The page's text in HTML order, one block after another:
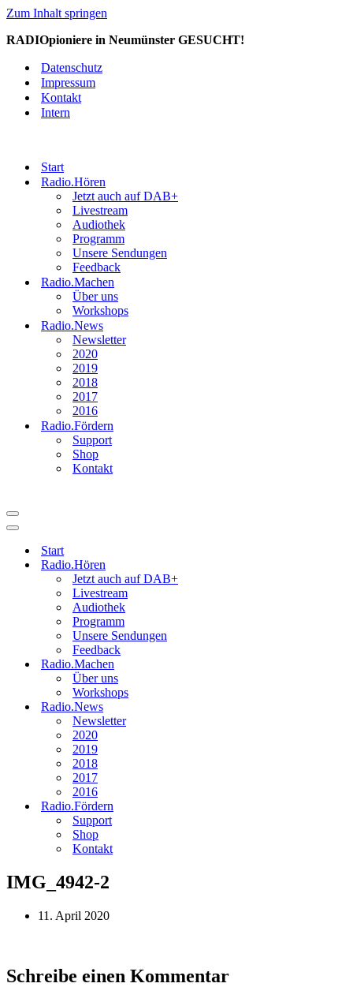
Zum Inhalt springen
RADIOpioniere in Neumünster GESUCHT!
Datenschutz
Impressum
Kontakt
Intern
Start
Radio.Hören
Jetzt auch auf DAB+
Livestream
Audiothek
Programm
Unsere Sendungen
Feedback
Radio.Machen
Über uns
Workshops
Radio.News
Newsletter
2020
2019
2018
2017
2016
Radio.Fördern
Support
Shop
Kontakt
Navigationsmenü
Navigationsmenü
Start
Radio.Hören
Jetzt auch auf DAB+
Livestream
Audiothek
Programm
Unsere Sendungen
Feedback
Radio.Machen
Über uns
Workshops
Radio.News
Newsletter
2020
2019
2018
2017
2016
Radio.Fördern
Support
Shop
Kontakt
IMG_4942-2
11. April 2020
Schreibe einen Kommentar